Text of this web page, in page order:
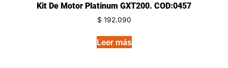
Kit De Motor Platinum GXT200. COD:0457
$ 192.090
Leer más